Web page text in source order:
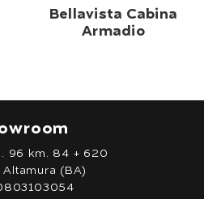
Bellavista Cabina
Armadio
96 km. 84 + 620
(BA)